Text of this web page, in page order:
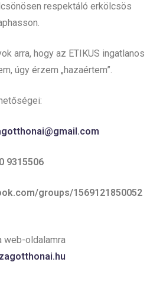
respektáló erkölcsös
arra, hogy az ETIKUS ingatlanos
úgy érzem „hazaértem”.
9315506
groups/1569121850052
web-oldalamra